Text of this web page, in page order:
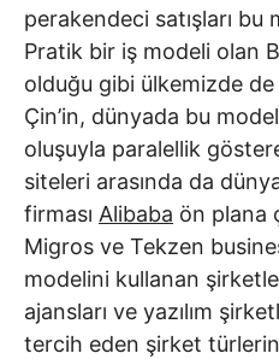
perakendeci satışları
Pratik bir iş modeli olan
olduğu gibi ülkemizde
Çin’in, dünyada bu
oluşuyla paralellik
siteleri arasında da
firması Alibaba ön plana
Migros ve Tekzen
modelini kullanan
ajansları ve yazılım
tercih eden şirket